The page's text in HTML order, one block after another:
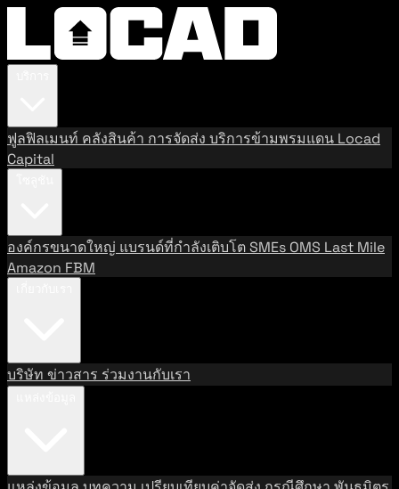
ฟูลฟิลเมนท์ คลังสินค้า การจัดส่ง บริการข้ามพรมแดน Locad
Capital
องค์กรขนาดใหญ่ แบรนด์ที่กำลังเติบโตSMEs OMS Last Mile
Amazon FBM
บริษัท ข่าวสาร ร่วมงานกับเรา